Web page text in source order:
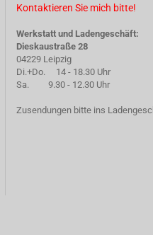
Kontaktieren Sie mich bitte!
Werkstatt und Ladengeschäft:
Dieskaustraße 28
04229 Leipzig
Di.+Do. 14 - 18.30 Uhr
Sa. 9.30 - 12.30 Uhr
Zusendungen bitte ins